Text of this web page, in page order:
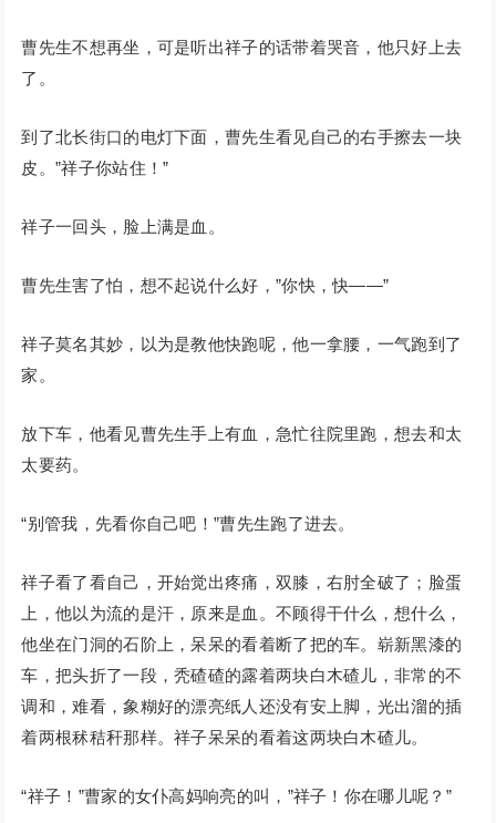
曹先生不想再坐，可是听出祥子的话带着哭音，他只好上去
了。
到了北长街口的电灯下面，曹先生看见自己的右手擦去一块
皮。”祥子你站住！”
祥子一回头，脸上满是血。
曹先生害了怕，想不起说什么好，”你快，快——”
祥子莫名其妙，以为是教他快跑呢，他一拿腰，一气跑到了
家。
放下车，他看见曹先生手上有血，急忙往院里跑，想去和太
太要药。
“别管我，先看你自己吧！”曹先生跑了进去。
祥子看了看自己，开始觉出疼痛，双膝，右肘全破了；脸蛋
上，他以为流的是汗，原来是血。不顾得干什么，想什么，
他坐在门洞的石阶上，呆呆的看着断了把的车。崭新黑漆的
车，把头折了一段，秃碴碴的露着两块白木碴儿，非常的不
调和，难看，象糊好的漂亮纸人还没有安上脚，光出溜的插
着两根秫秸秆那样。祥子呆呆的看着这两块白木碴儿。
“祥子！”曹家的女仆高妈响亮的叫，”祥子！你在哪儿呢？”